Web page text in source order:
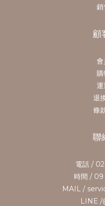
銷
顧
會
購
運
退
條
聯
電話 /
時間 /
MAIL /
LINE